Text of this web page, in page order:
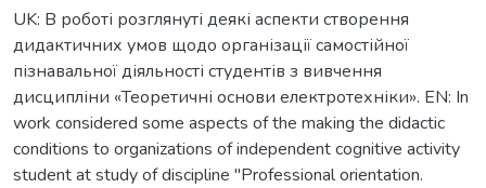
UK: В роботі розглянуті деякі аспекти створення
дидактичних умов щодо організації самостійної
пізнавальної діяльності студентів з вивчення
дисципліни «Теоретичні основи електротехніки». EN: In
work considered some aspects of the making the didactic
conditions to organizations of independent cognitive activity
student at study of discipline "Professional orientation.